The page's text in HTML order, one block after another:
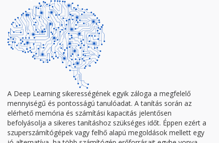
A Deep Learning sikerességének egyik záloga a megfelelő
mennyiségű és pontosságú tanulóadat. A tanítás során az
elérhető memória és számítási kapacitás jelentősen
befolyásolja a sikeres tanításhoz szükséges időt. Éppen ezért a
szuperszámítógépek vagy felhő alapú megoldások mellett egy